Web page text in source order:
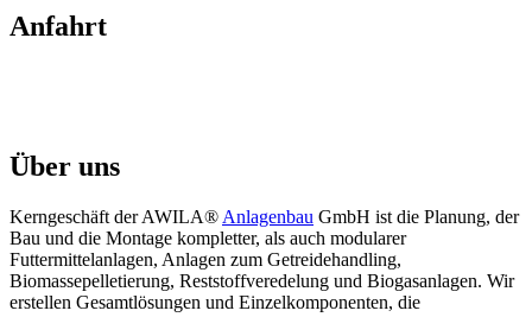
Anfahrt
Über uns
Kerngeschäft der AWILA® Anlagenbau GmbH ist die Planung, der
Bau und die Montage kompletter, als auch modularer
Futtermittelanlagen, Anlagen zum Getreidehandling,
Biomassepelletierung, Reststoffveredelung und Biogasanlagen. Wir
erstellen Gesamtlösungen und Einzelkomponenten, die